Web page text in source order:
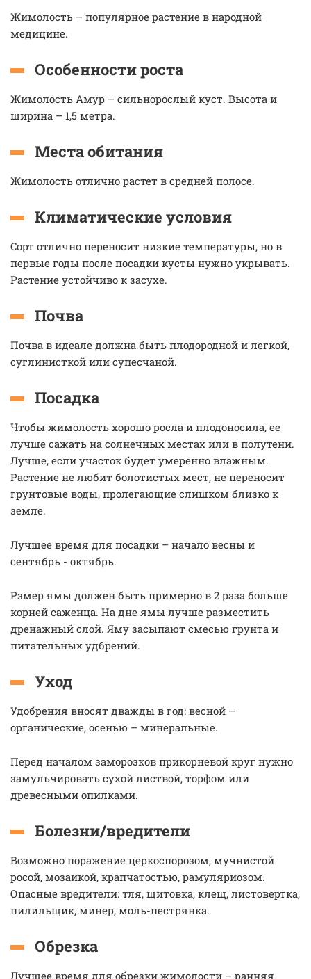
Жимолость – популярное растение в народной
медицине.
Особенности роста
Жимолость Амур – сильнорослый куст. Высота и
ширина – 1,5 метра.
Места обитания
Жимолость отлично растет в средней полосе.
Климатические условия
Cорт отлично переносит низкие температуры, но в
первые годы после посадки кусты нужно укрывать.
Растение устойчиво к засухе.
Почва
Почва в идеале должна быть плодородной и легкой,
суглинисткой или супесчаной.
Посадка
Чтобы жимолость хорошо росла и плодоносила, ее
лучше сажать на солнечных местах или в полутени.
Лучше, если участок будет умеренно влажным.
Растение не любит болотистых мест, не переносит
грунтовые воды, пролегающие слишком близко к
земле.
Лучшее время для посадки – начало весны и
сентябрь - октябрь.
Рзмер ямы должен быть примерно в 2 раза больше
корней саженца. На дне ямы лучше разместить
дренажный слой. Яму засыпают смесью грунта и
питательных удбрений.
Уход
Удобрения вносят дважды в год: весной –
органические, осенью – минеральные.
Перед началом заморозков прикорневой круг нужно
замульчировать сухой листвой, торфом или
древесными опилками.
Болезни/вредители
Возможно поражение церкоспорозом, мучнистой
росой, мозаикой, крапчатостью, рамуляриозом.
Опасные вредители: тля, щитовка, клещ, листовертка,
пилильщик, минер, моль-пестрянка.
Обрезка
Лучшее время для обрезки жимолости – ранняя